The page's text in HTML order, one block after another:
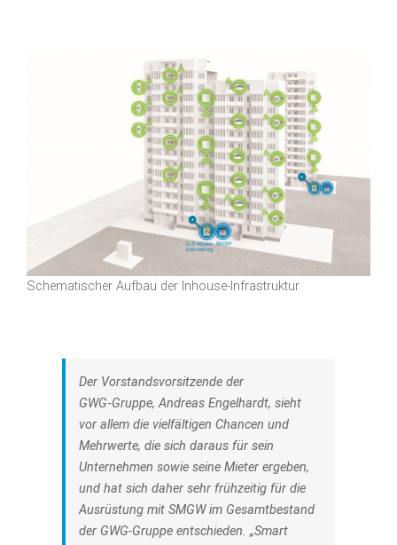
Schematischer Aufbau der Inhouse-Infrastruktur
Der Vorstandsvorsitzende der
GWG‑Gruppe, Andreas Engelhardt, sieht
vor allem die vielfältigen Chancen und
Mehrwerte, die sich daraus für sein
Unternehmen sowie seine Mieter ergeben,
und hat sich daher sehr frühzeitig für die
Ausrüstung mit SMGW im Gesamtbestand
der GWG-Gruppe entschieden. „Smart